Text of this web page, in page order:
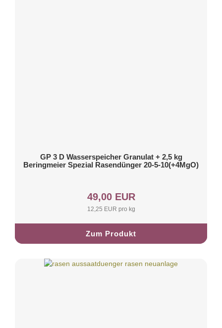
GP 3 D Wasserspeicher Granulat + 2,5 kg
Beringmeier Spezial Rasendünger 20-5-10(+4MgO)
49,00 EUR
12,25 EUR pro kg
Zum Produkt